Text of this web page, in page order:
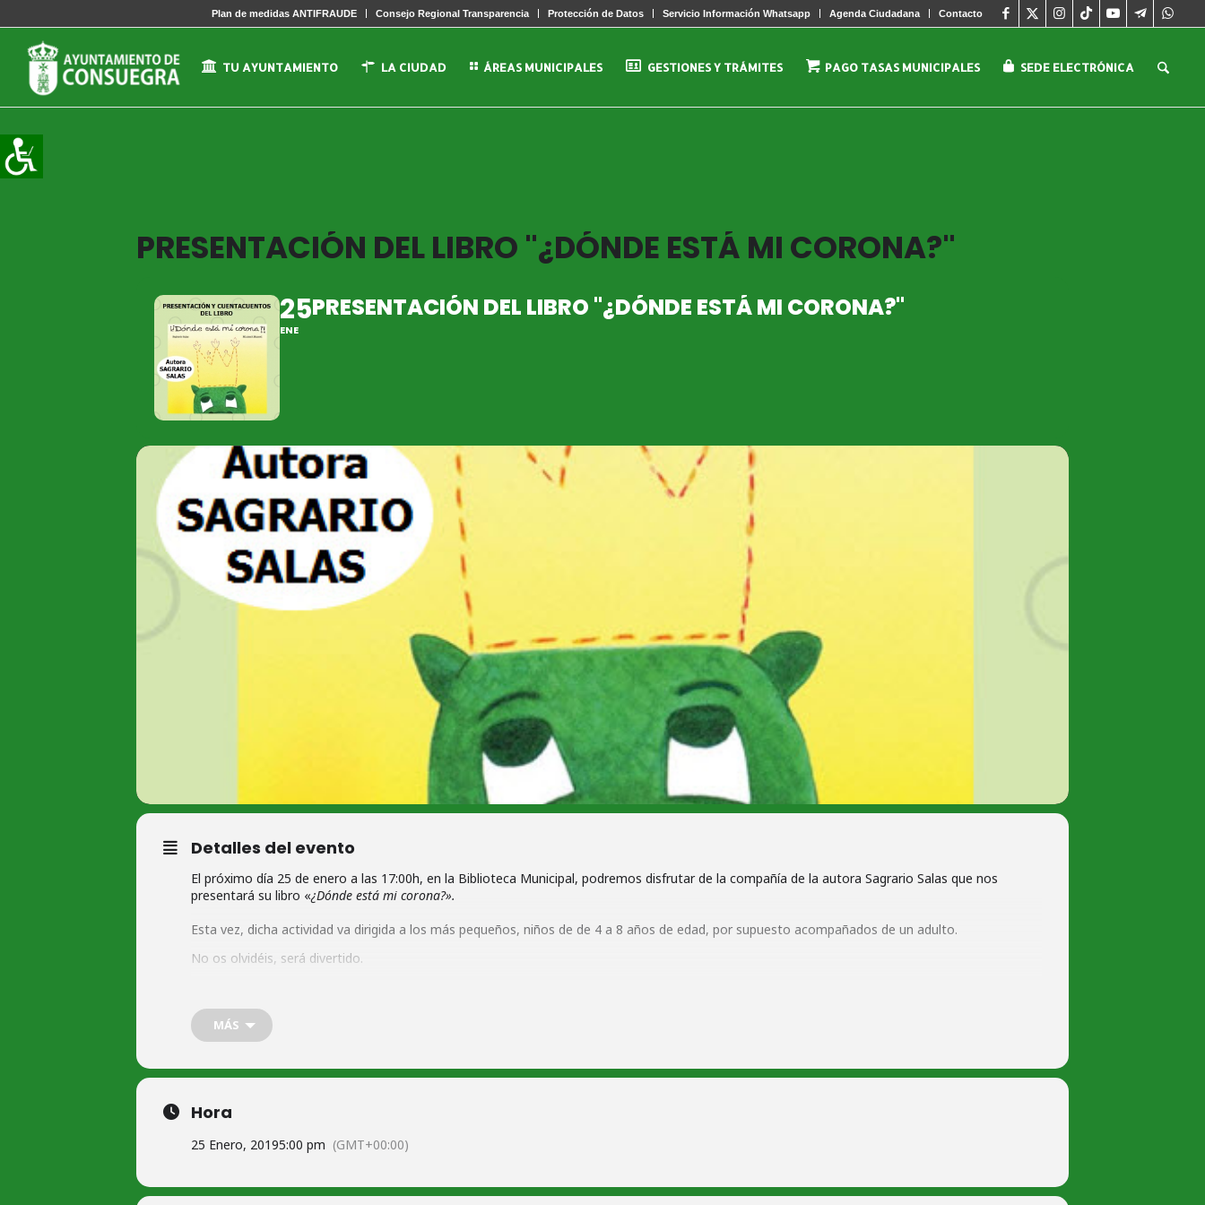
Plan de medidas ANTIFRAUDE Consejo Regional Transparencia Protección de Datos Servicio Información Whatsapp Agenda Ciudadana Contacto
TU AYUNTAMIENTO LA CIUDAD ÁREAS MUNICIPALES GESTIONES Y TRÁMITES PAGO TASAS MUNICIPALES SEDE ELECTRÓNICA
PRESENTACIÓN DEL LIBRO "¿DÓNDE ESTÁ MI CORONA?"
25
ENE
PRESENTACIÓN DEL LIBRO "¿DÓNDE ESTÁ MI CORONA?"
Detalles del evento
El próximo día 25 de enero a las 17:00h, en la Biblioteca Municipal, podremos disfrutar de la compañía de la autora Sagrario Salas que nos
presentará su libro «¿Dónde está mi corona?».
Esta vez, dicha actividad va dirigida a los más pequeños, niños de de 4 a 8 años de edad, por supuesto acompañados de un adulto.
No os olvidéis, será divertido.
INFORMACIÓN Y CONTACTO
Biblioteca Pública Municipal de Consuegra
MÁS
Hora
25 Enero, 20195:00 pm (GMT+00:00)